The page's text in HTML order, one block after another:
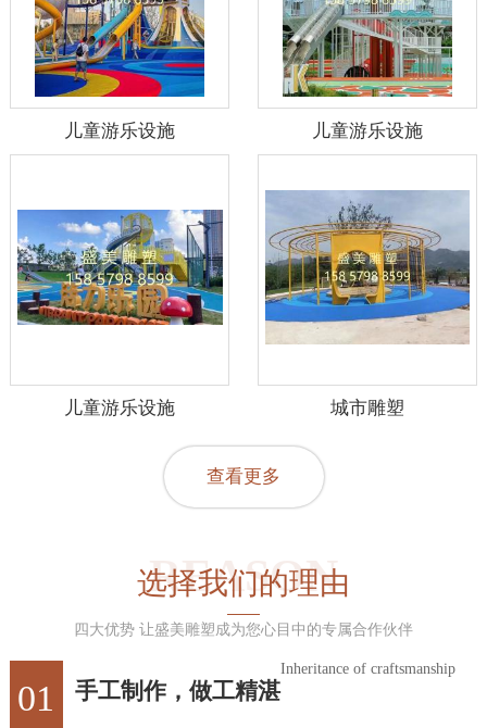
儿童游乐设施 儿童游乐设施
儿童游乐设施 城市雕塑
查看更多
选择我们的理由
四大优势 让盛美雕塑成为您心目中的专属合作伙伴
REASON
01 手工制作，做工精湛
Inheritance of craftsmanship